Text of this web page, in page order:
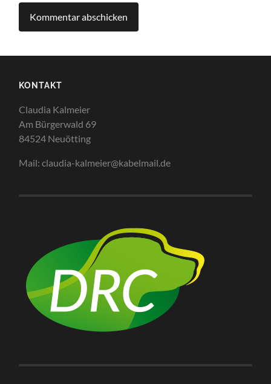
KONTAKT
Claudia Kalmeier
Am Bürgerwald 69
84524 Neuötting
Mail: claudia-kalmeier@kabelmail.de